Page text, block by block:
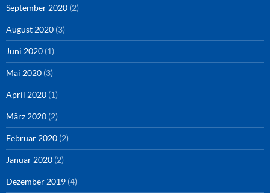
September 2020 (2)
August 2020 (3)
Juni 2020 (1)
Mai 2020 (3)
April 2020 (1)
März 2020 (2)
Februar 2020 (2)
Januar 2020 (2)
Dezember 2019 (4)